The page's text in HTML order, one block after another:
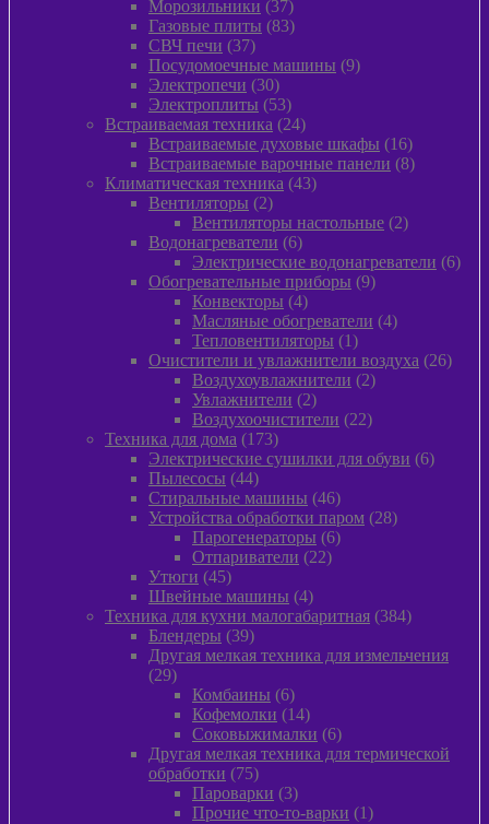
товара
Морозильники 3737
товаров
Газовые плиты 8383
СВЧ печи 3737
товаров
Посудомоечные машины 99
Электропечи 3030
товаров
Электроплиты 5353
товара
Встраиваемая техника 2424
товара
Встраиваемые духовые шкафы 1616
товаров
Встраиваемые варочные панели 88
Климатическая техника 4343
Вентиляторы 22
товара
Вентиляторы настольные 22
Водонагреватели 66
товаров
Электрические водонагреватели 66
Обогревательные приборы 99
Конвекторы 44
товара
Масляные обогреватели 44
Тепловентиляторы 11
товар
Очистители и увлажнители воздуха 2626
Воздухоувлажнители 22
Увлажнители 22
товара
Воздухоочистители 2222
Техника для дома 173173
товара
Электрические сушилки для обуви 66
Пылесосы 4444
товара
Стиральные машины 4646
товаров
Устройства обработки паром 2828
Парогенераторы 66
Отпариватели 2222
Утюги 4545
товаров
Швейные машины 44
товара
Техника для кухни малогабаритная 384384
Блендеры 3939
товаров
Другая мелкая техника для измельчения
2929
товаров
Комбаины 66
товаров
Кофемолки 1414
товаров
Соковыжималки 66
товаров
Другая мелкая техника для термической
обработки
7575
товаров
Пароварки 33
товара
Прочие что-то-варки 11